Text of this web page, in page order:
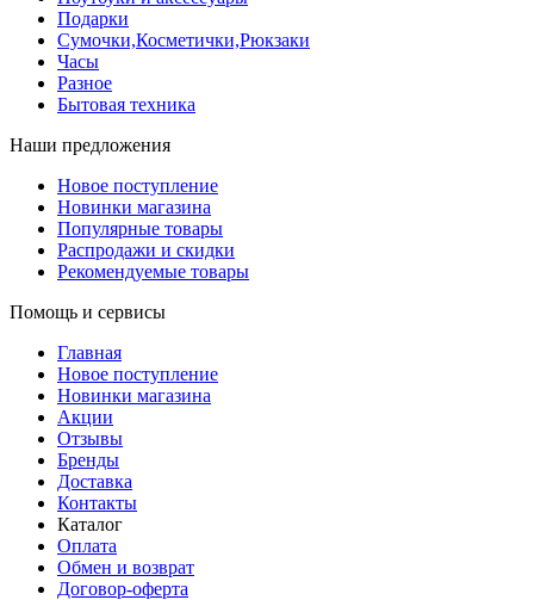
Подарки
Сумочки,Косметички,Рюкзаки
Часы
Разное
Бытовая техника
Наши предложения
Новое поступление
Новинки магазина
Популярные товары
Распродажи и скидки
Рекомендуемые товары
Помощь и сервисы
Главная
Новое поступление
Новинки магазина
Акции
Отзывы
Бренды
Доставка
Контакты
Каталог
Оплата
Обмен и возврат
Договор-оферта